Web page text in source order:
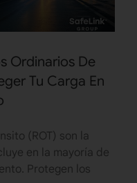
Ordinarios De
Tu Carga En
(ROT) son la
en la mayoría de
Protegen los